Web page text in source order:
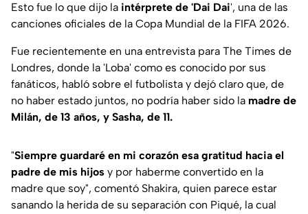
Esto fue lo que dijo la intérprete de 'Dai Dai', una de las
canciones oficiales de la Copa Mundial de la FIFA 2026.
Fue recientemente en una entrevista para The Times de
Londres, donde la 'Loba' como es conocido por sus
fanáticos, habló sobre el futbolista y dejó claro que, de
no haber estado juntos, no podría haber sido la madre de
Milán, de 13 años, y Sasha, de 11.
"Siempre guardaré en mi corazón esa gratitud hacia el
padre de mis hijos y por haberme convertido en la
madre que soy", comentó Shakira, quien parece estar
sanando la herida de su separación con Piqué, la cual